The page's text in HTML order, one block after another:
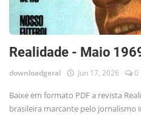
Realidade - Maio
downloadgeral Jun 17, 2026 0
Baixe em formato PDF a revista
brasileira marcante pelo jornalismo